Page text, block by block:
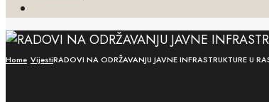
Search
Window
Home VijestiRADOVI NA ODRŽAVANJU JAVNE INFRASTRUKTURE U